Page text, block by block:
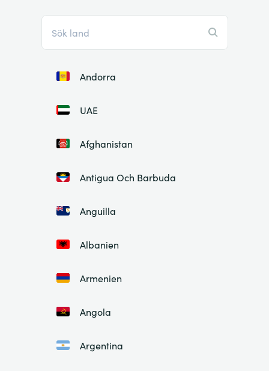
Andorra
UAE
Afghanistan
Antigua Och Barbuda
Anguilla
Albanien
Armenien
Angola
Argentina